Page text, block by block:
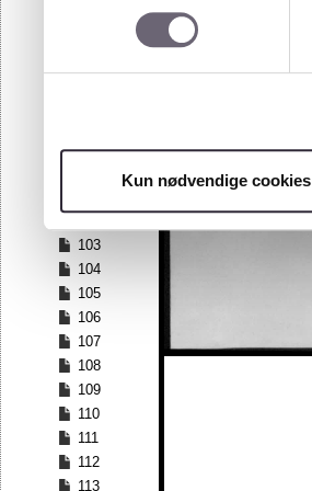
Kun nødvendige cookies
96
99
103
104
105
106
107
108
109
110
111
112
113